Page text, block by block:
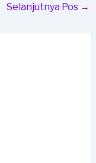
Selanjutnya Pos →